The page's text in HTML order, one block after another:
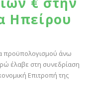
Ηπείρου
προϋπολογισμού άνω
έλαβε στη συνεδρίαση
Επιτροπή της